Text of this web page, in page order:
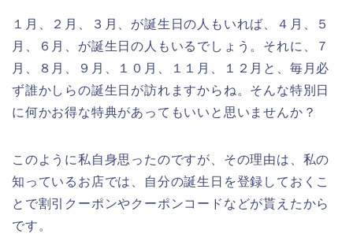
１月、２月、３月、が誕生日の人もいれば、４月、５
月、６月、が誕生日の人もいるでしょう。それに、７
月、８月、９月、１０月、１１月、１２月と、毎月必
ず誰かしらの誕生日が訪れますからね。そんな特別日
に何かお得な特典があってもいいと思いませんか？
このように私自身思ったのですが、その理由は、私の
知っているお店では、自分の誕生日を登録しておくこ
とで割引クーポンやクーポンコードなどが貰えたから
です。